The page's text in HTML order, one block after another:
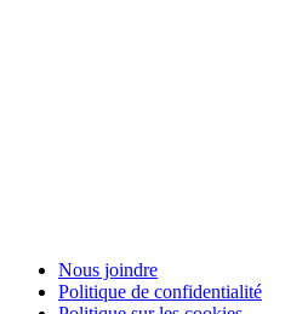
Nous joindre
Politique de confidentialité